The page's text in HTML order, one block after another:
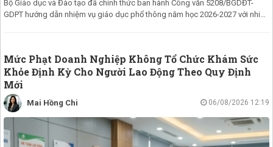
Bộ Giáo dục và Đào tạo đã chính thức ban hành Công văn 5208/BGDĐT-
GDPT hướng dẫn nhiệm vụ giáo dục phổ thông năm học 2026-2027 với nhiều
Mức Phạt Doanh Nghiệp Không Tổ Chức Khám Sức
Khỏe Định Kỳ Cho Người Lao Động Theo Quy Định
Mới
Mai Hồng Chi 06/08/2026 12:19